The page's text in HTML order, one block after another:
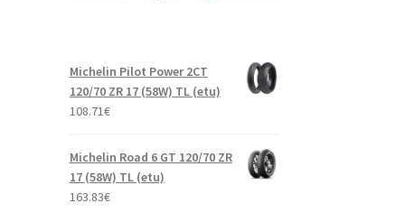
Michelin Pilot Power 2CT
120/70 ZR 17 (58W) TL (etu)
108.71€
Michelin Road 6 GT 120/70 ZR
17 (58W) TL (etu)
163.83€